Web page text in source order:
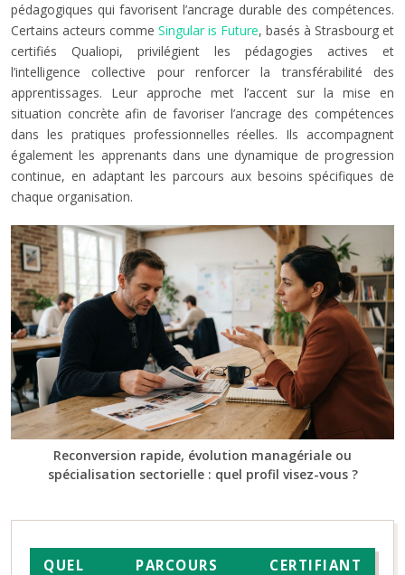
pédagogiques qui favorisent l’ancrage durable des compétences.
Certains acteurs comme Singular is Future, basés à Strasbourg et
certifiés Qualiopi, privilégient les pédagogies actives et
l’intelligence collective pour renforcer la transférabilité des
apprentissages. Leur approche met l’accent sur la mise en
situation concrète afin de favoriser l’ancrage des compétences
dans les pratiques professionnelles réelles. Ils accompagnent
également les apprenants dans une dynamique de progression
continue, en adaptant les parcours aux besoins spécifiques de
chaque organisation.
Reconversion rapide, évolution managériale ou
spécialisation sectorielle : quel profil visez-vous ?
QUEL PARCOURS CERTIFIANT